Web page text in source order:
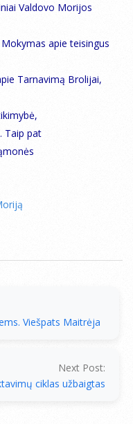
Valdovo Morijos
apie teisingus
Tarnavimą Brolijai,
Taip pat
Viešpats Maitrėja
Next Post:
ciklas užbaigtas